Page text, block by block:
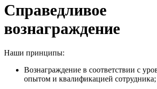
Справедливое
вознаграждение
Наши принципы:
Вознаграждение в соответствии с
опытом и квалификацией сотрудника;